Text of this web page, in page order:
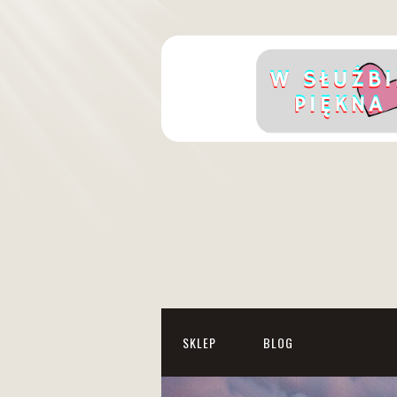
SKLEP BLOG